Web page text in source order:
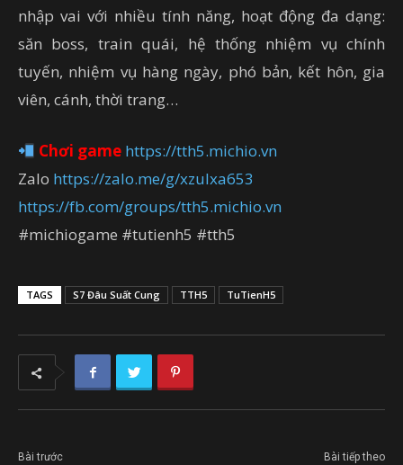
nhập vai với nhiều tính năng, hoạt động đa dạng:
săn boss, train quái, hệ thống nhiệm vụ chính
tuyến, nhiệm vụ hàng ngày, phó bản, kết hôn, gia
viên, cánh, thời trang…
Chơi game https://tth5.michio.vn
Zalo https://zalo.me/g/xzulxa653
https://fb.com/groups/tth5.michio.vn
#michiogame #tutienh5 #tth5
TAGS S7 Đâu Suất Cung TTH5 TuTienH5
Bài trước Bài tiếp theo